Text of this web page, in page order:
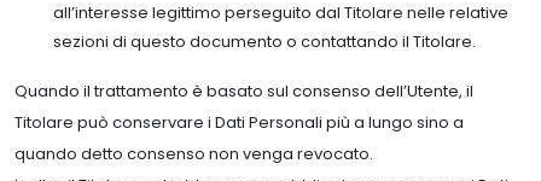
all’interesse legittimo perseguito dal Titolare nelle relative
sezioni di questo documento o contattando il Titolare.
Quando il trattamento è basato sul consenso dell’Utente, il
Titolare può conservare i Dati Personali più a lungo sino a
quando detto consenso non venga revocato.